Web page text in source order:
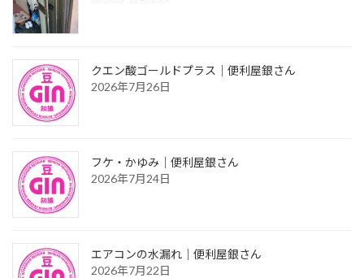
クエン酸ゴールドプラス｜便利屋銀さん
2026年7月26日
フケ・かゆみ｜便利屋銀さん
2026年7月24日
エアコンの水漏れ｜便利屋銀さん
2026年7月22日